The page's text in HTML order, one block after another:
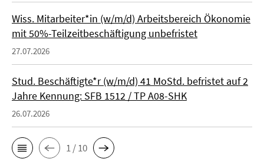
Wiss. Mitarbeiter*in (w/m/d) Arbeitsbereich Ökonomie
mit 50%-Teilzeitbeschäftigung unbefristet
27.07.2026
Stud. Beschäftigte*r (w/m/d) 41 MoStd. befristet auf 2
Jahre Kennung: SFB 1512 / TP A08-SHK
26.07.2026
1 / 10